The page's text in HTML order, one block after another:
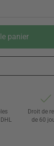
panier
Droit de
de 60